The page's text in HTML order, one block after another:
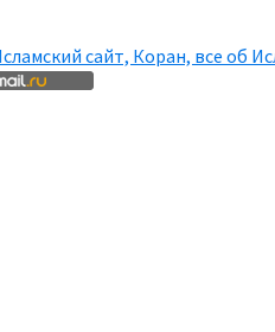
сайт, Коран, все об